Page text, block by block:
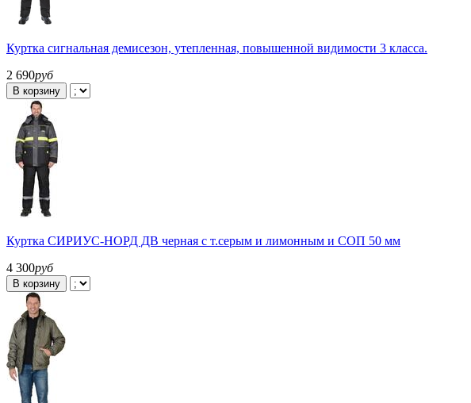
Куртка сигнальная демисезон, утепленная, повышенной видимости 3 класса.
2 690руб
В корзину
Куртка СИРИУС-НОРД ДВ черная с т.серым и лимонным и СОП 50 мм
4 300руб
В корзину